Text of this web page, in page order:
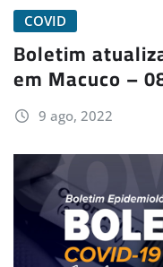
COVID
Boletim
em Macuco –
9 ago, 2022